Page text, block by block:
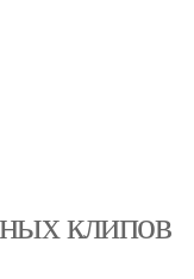
клипов